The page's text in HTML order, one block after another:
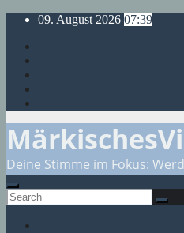
Skip
content
09. August 2026 07:39
Deine Stimme im Fokus: